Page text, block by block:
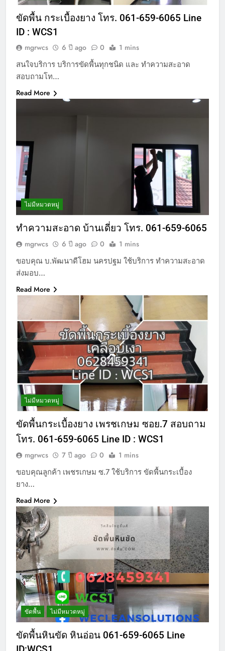
ขัดพื้น กระเบื้องยาง โทร. 061-659-6065 Line
ID : WCS1
mgrwcs 6 ปี ago 0 1 mins
สนใจบริการ บริการขัดพื้นทุกชนิด และ ทำความสะอาด
สอบถามโท…
Read More
ไม่มีหมวดหมู่
ทำความสะอาด บ้านเดี่ยว โทร. 061-659-6065
mgrwcs 6 ปี ago 0 1 mins
ขอบคุณ บ.พัฒนาดีโฮม นครปฐม ใช้บริการ ทำความสะอาด
ส่งมอบ…
Read More
ไม่มีหมวดหมู่
ขัดพื้นกระเบื้องยาง เพรชเกษม ซอย.7 สอบถาม
โทร. 061-659-6065 Line ID : WCS1
mgrwcs 7 ปี ago 0 1 mins
ขอบคุณลูกค้า เพชรเกษม ซ.7 ใช้บริการ ขัดพื้นกระเบื้อง
ยาง…
Read More
ขัดพื้น ไม่มีหมวดหมู่
ขัดพื้นหินขัด หินอ่อน 061-659-6065 Line